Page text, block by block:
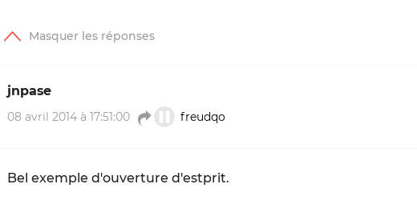
jnpase
08 avril 2014 à 17:51:00 freudqo
Bel exemple d'ouverture d'estprit.